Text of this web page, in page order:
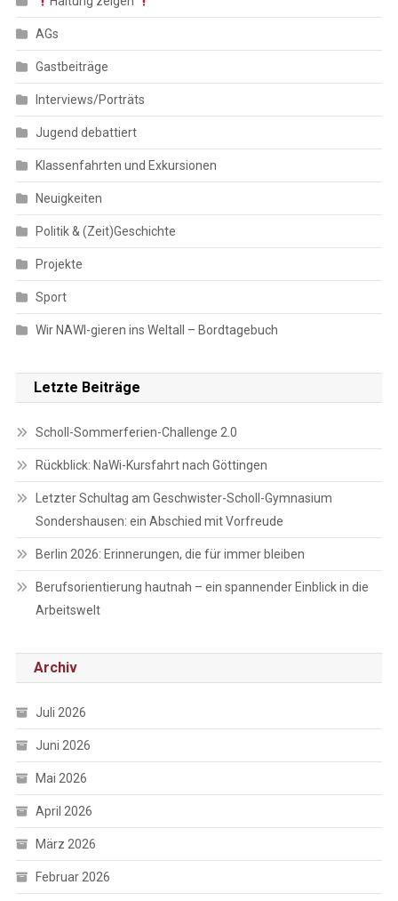
AGs
Gastbeiträge
Interviews/Porträts
Jugend debattiert
Klassenfahrten und Exkursionen
Neuigkeiten
Politik & (Zeit)Geschichte
Projekte
Sport
Wir NAWI-gieren ins Weltall – Bordtagebuch
Letzte Beiträge
Scholl-Sommerferien-Challenge 2.0
Rückblick: NaWi-Kursfahrt nach Göttingen
Letzter Schultag am Geschwister-Scholl-Gymnasium
Sondershausen: ein Abschied mit Vorfreude
Berlin 2026: Erinnerungen, die für immer bleiben
Berufsorientierung hautnah – ein spannender Einblick in die
Arbeitswelt
Archiv
Juli 2026
Juni 2026
Mai 2026
April 2026
März 2026
Februar 2026